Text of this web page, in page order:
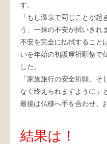
す。
「もし温泉で同じことが
う、一抹の不安が拭いきれ
不安を完全に払拭すること
いを年始の初護摩祈願祭で
した。
「家族旅行の安全祈願、
なく終えられますように」
最後は仏様へ手を合わせ、
結果は！